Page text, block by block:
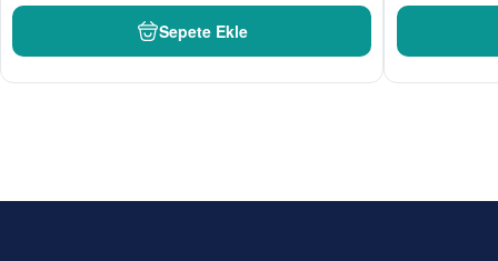
Sepete Ekle